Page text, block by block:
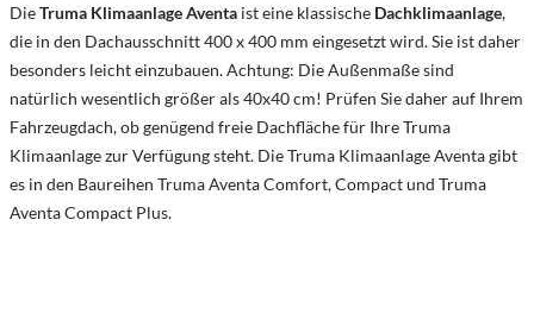
DieTruma Klimaanlage Aventa ist eine klassische Dachklimaanlage,
die in den Dachausschnitt 400 x 400 mm eingesetzt wird. Sie ist daher
besonders leicht einzubauen. Achtung: Die Außenmaße sind
natürlich wesentlich größer als 40x40 cm! Prüfen Sie daher auf Ihrem
Fahrzeugdach, ob genügend freie Dachfläche für Ihre Truma
Klimaanlage zur Verfügung steht. Die Truma Klimaanlage Aventa gibt
es in den Baureihen Truma Aventa Comfort, Compact und Truma
Aventa Compact Plus.